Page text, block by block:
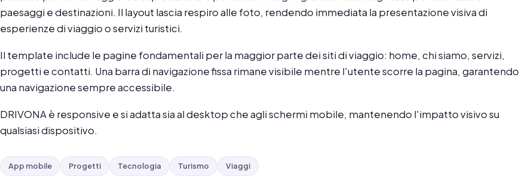
paesaggi e destinazioni. Il layout lascia respiro alle foto, rendendo immediata la presentazione visiva di
esperienze di viaggio o servizi turistici.
Il template include le pagine fondamentali per la maggior parte dei siti di viaggio: home, chi siamo, servizi,
progetti e contatti. Una barra di navigazione fissa rimane visibile mentre l'utente scorre la pagina, garantendo
una navigazione sempre accessibile.
DRIVONA è responsive e si adatta sia al desktop che agli schermi mobile, mantenendo l'impatto visivo su
qualsiasi dispositivo.
App mobile Progetti Tecnologia Turismo Viaggi